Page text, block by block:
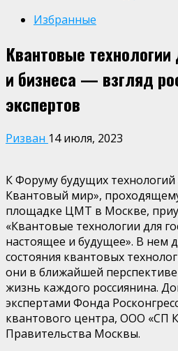
Избранные
Квантовые
и бизнеса — взгляд
экспертов
Ризван 14 июля, 2023
К Форуму будущих технологий
Квантовый мир»,
площадке ЦМТ в Москве,
«Квантовые технологии для
настоящее и будущее». В нем
состояния квантовых
они в ближайшей
жизнь каждого россиянина.
экспертами Фонда
квантового центра, ООО «СП
Правительства Москвы.